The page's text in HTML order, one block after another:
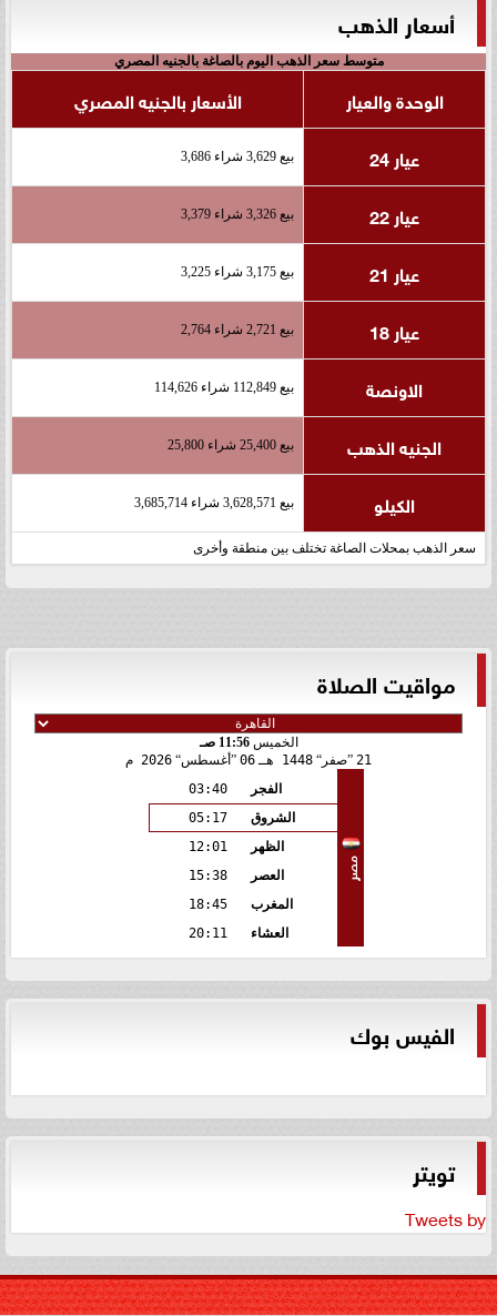
أسعار الذهب
متوسط سعر الذهب اليوم بالصاغة بالجنيه المصري
الوحدة والعيار
الأسعار بالجنيه المصري
عيار 24
بيع 3,629 شراء 3,686
عيار 22 بيع 3,326 شراء 3,379
عيار 21 بيع 3,175 شراء 3,225
عيار 18 بيع 2,721 شراء 2,764
الاونصة بيع 112,849 شراء 114,626
الجنيه الذهب بيع 25,400 شراء 25,800
الكيلو بيع 3,628,571 شراء 3,685,714
سعر الذهب بمحلات الصاغة تختلف بين منطقة وأخرى
مواقيت الصلاة
الخميس11:56 صـ
21 صفر 1448 هـ 06 أغسطس 2026 م
مصر
الفجر
03:40
الشروق
05:17
الظهر
12:01
العصر
15:38
المغرب
18:45
العشاء
20:11
الفيس بوك
تويتر
Tweets by